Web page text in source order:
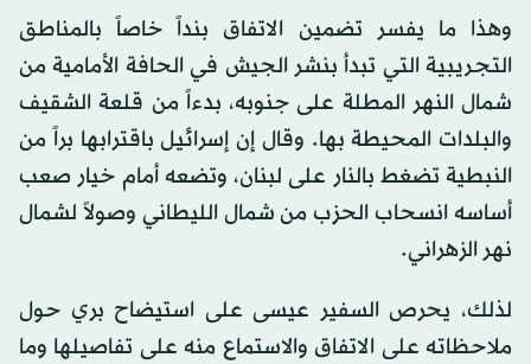
وهذا ما يفسر تضمين الاتفاق بنداً خاصاً بالمناطق
التجريبية التي تبدأ بنشر الجيش في الحافة الأمامية من
شمال النهر المطلة على جنوبه، بدءاً من قلعة الشقيف
والبلدات المحيطة بها. وقال إن إسرائيل باقترابها براً من
النبطية تضغط بالنار على لبنان، وتضعه أمام خيار صعب
أساسه انسحاب الحزب من شمال الليطاني وصولاً لشمال
نهر الزهراني.
لذلك، يحرص السفير عيسى على استيضاح بري حول
ملاحظاته على الاتفاق والاستماع منه على تفاصيلها وما